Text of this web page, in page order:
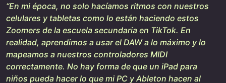
“En mi época, no solo hacíamos ritmos con nuestros
celulares y tabletas como lo están haciendo estos
Zoomers de la escuela secundaria en TikTok. En
realidad, aprendimos a usar el DAW a lo máximo y lo
mapeamos a nuestros controladores MIDI
correctamente. No hay forma de que un iPad para
niños pueda hacer lo que mi PC y Ableton hacen al